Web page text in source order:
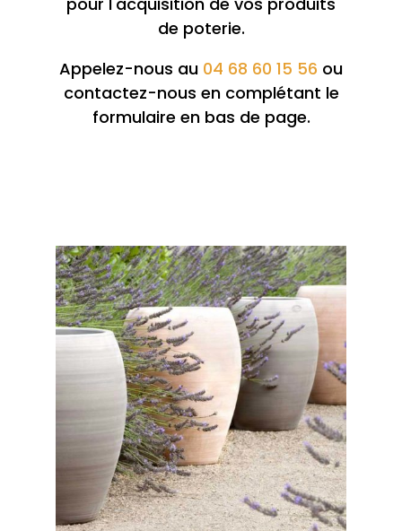
de poterie.
Appelez-nous au 04 68 60 15 56 ou
contactez-nous en complétant le
formulaire en bas de page.